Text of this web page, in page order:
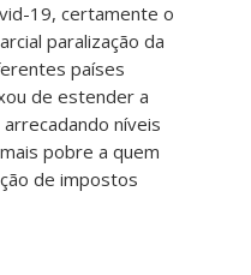
19, certamente o
paralização da
países
de estender a
níveis
pobre a quem
de impostos